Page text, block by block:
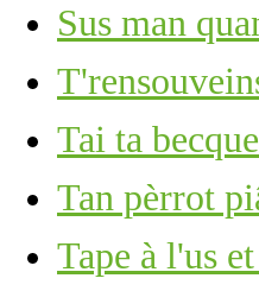
Sus man
Tai ta
Tan pèrrot
Tape à l'us